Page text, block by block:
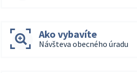
Ako vybavíte
Návšteva obecného úradu